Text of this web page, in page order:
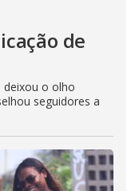
de
o olho
seguidores a